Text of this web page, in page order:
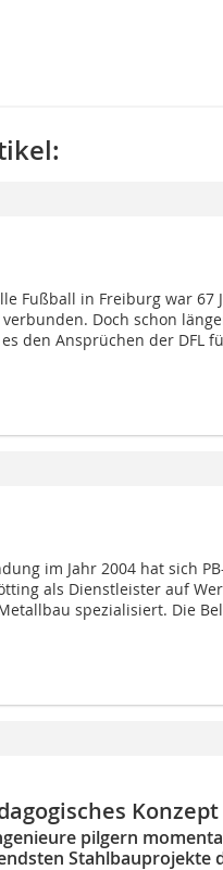
Fußball in Freiburg war 67
Doch schon
den Ansprüchen der DFL
im Jahr 2004 hat sich
als Dienstleister auf
spezialisiert. Die
Konzept
pilgern
Stahlbauprojekte